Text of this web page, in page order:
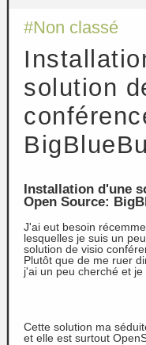
#Non classé
solution
Installation d'une
Open Source:
J'ai eut besoin
lesquelles je suis un
solution de visio
Plutôt que de me ruer
j'ai un peu cherché et
Cette solution ma
et elle est surtout